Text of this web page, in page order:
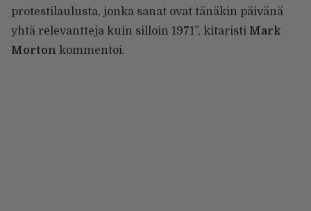
protestilaulusta, jonka sanat ovat tänäkin päivänä
yhtä relevantteja kuin silloin 1971”, kitaristi Mark
Morton kommentoi.